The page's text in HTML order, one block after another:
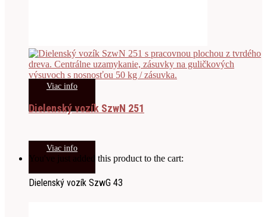
Viac info
Dielenský vozík SzwN 251
Viac info
You've just added this product to the cart:
Dielenský vozík SzwG 43